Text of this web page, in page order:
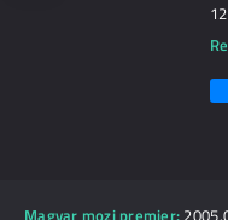
Magyar mozi premier: